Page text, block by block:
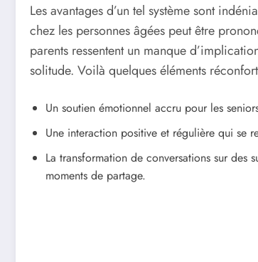
Les avantages d’un tel système sont
chez les personnes âgées peut être
parents ressentent un manque
solitude. Voilà quelques éléments
Un soutien émotionnel accru pour les
Une interaction positive et régulière qui se
La transformation de conversations sur des
moments de partage.